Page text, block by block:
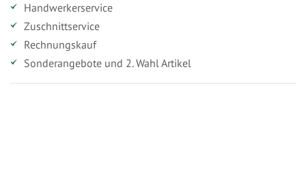
Handwerkerservice
Zuschnittservice
Rechnungskauf
Sonderangebote und 2. Wahl Artikel